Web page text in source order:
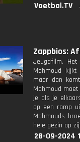
Voetbal.TV
Zappbios:
Jeugdfilm. Het
Mahmoud
maar dan
Mahmoud
je als je
op een ramp
Mahmouds
hele gezin op
28-09-2024